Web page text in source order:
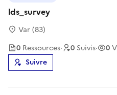
lds_survey
Var (83)
0 Ressources· 0 Suivis· 0
Suivre